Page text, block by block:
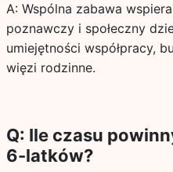
A: Wspólna zabawa
poznawczy i społeczny
umiejętności współpracy,
więzi rodzinne.
Q: Ile czasu
6-latków?